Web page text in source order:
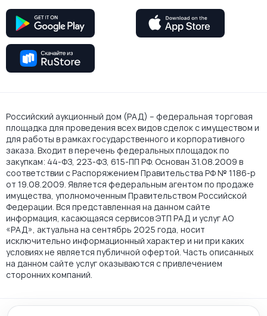
Российский аукционный дом (РАД) – федеральная торговая
площадка для проведения всех видов сделок с имуществом и
для работы в рамках государственного и корпоративного
заказа. Входит в перечень федеральных площадок по
закупкам: 44-ФЗ, 223-ФЗ, 615-ПП РФ. Основан 31.08.2009 в
соответствии с Распоряжением Правительства РФ № 1186-р
от 19.08.2009. Является федеральным агентом по продаже
имущества, уполномоченным Правительством Российской
Федерации. Вся представленная на данном сайте
информация, касающаяся сервисов ЭТП РАД и услуг АО
«РАД», актуальна на сентябрь 2025 года, носит
исключительно информационный характер и ни при каких
условиях не является публичной офертой. Часть описанных
на данном сайте услуг оказываются с привлечением
сторонних компаний.